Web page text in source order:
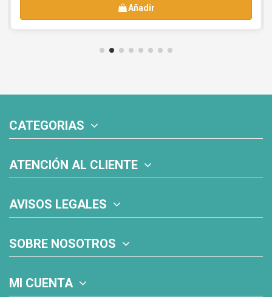
Añadir
CATEGORIAS
ATENCIÓN AL CLIENTE
AVISOS LEGALES
SOBRE NOSOTROS
MI CUENTA